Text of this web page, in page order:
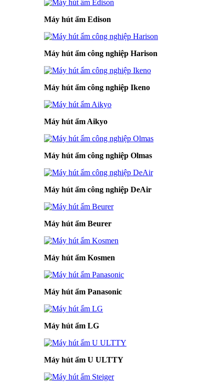
Máy hút ẩm Edison
Máy hút ẩm công nghiệp Harison
Máy hút ẩm công nghiệp Ikeno
Máy hút ẩm Aikyo
Máy hút ẩm công nghiệp Olmas
Máy hút ẩm công nghiệp DeAir
Máy hút ẩm Beurer
Máy hút ẩm Kosmen
Máy hút ẩm Panasonic
Máy hút ẩm LG
Máy hút ẩm U ULTTY